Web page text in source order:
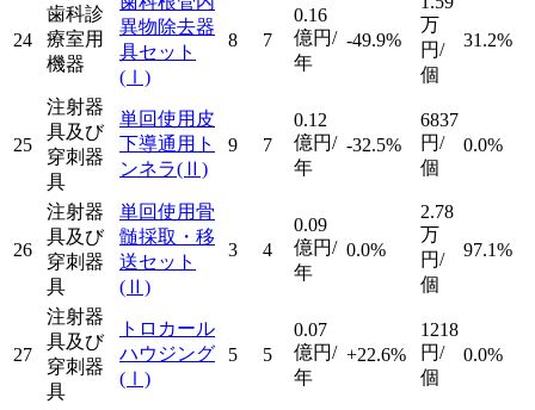
24
歯科診
療室用
機器
異物除去器
具セット
(Ⅰ)
8 7
0.16
億円/
年
-49.9%
万
円/
個
31.2%
25
注射器
具及び
穿刺器
具
単回使用皮
下導通用ト
ンネラ(Ⅱ)
9 7
0.12
億円/
年
-32.5%
6837
円/
個
0.0%
26
注射器
具及び
穿刺器
具
単回使用骨
髄採取・移
送セット
(Ⅱ)
3 4
0.09
億円/
年
0.0%
2.78
万
円/
個
97.1%
27
注射器
具及び
穿刺器
具
トロカール
ハウジング
(Ⅰ)
5 5
0.07
億円/
年
+22.6%
1218
円/
個
0.0%